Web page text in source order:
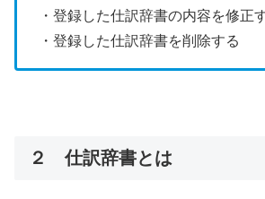
・登録した仕訳辞書の内容を修正
・登録した仕訳辞書を削除する
２ 仕訳辞書とは